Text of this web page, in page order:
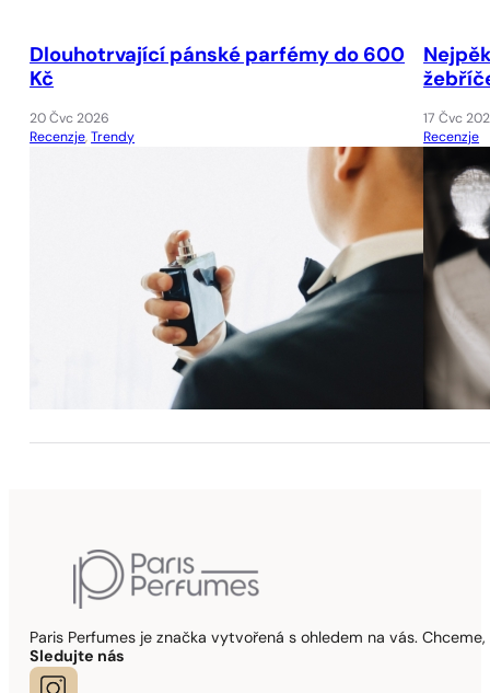
Dlouhotrvající pánské parfémy do 600
Kč
20 Čvc 2026
Recenzje, Trendy
17 Čvc
Recenzje
Paris Perfumes je značka vytvořená s ohledem na vás.
Sledujte nás